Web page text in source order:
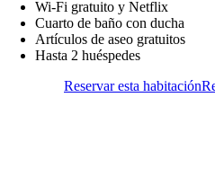
Wi-Fi gratuito y Netflix
Cuarto de baño con ducha
Artículos de aseo gratuitos
Hasta 2 huéspedes
Reservar esta habitación